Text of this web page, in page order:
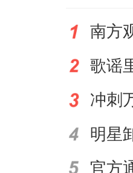
自由等
子家庭
《报告
于“打卡
季而行
南方
官方